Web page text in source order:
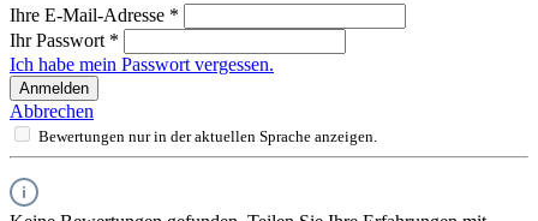
Ihre E-Mail-Adresse *
Ihr Passwort *
Ich habe mein Passwort vergessen.
Anmelden
Abbrechen
Bewertungen nur in der aktuellen Sprache anzeigen.